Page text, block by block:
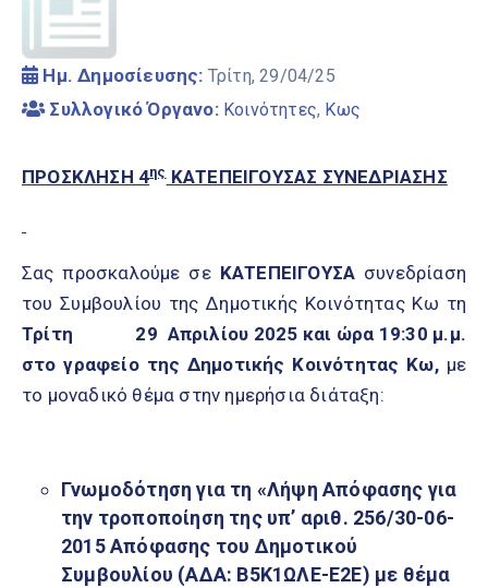
Ημ. Δημοσίευσης: Τρίτη, 29/04/25
Συλλογικό Όργανο: Κοινότητες, Κως
ΠΡΟΣΚΛΗΣΗ 4ηςΚΑΤΕΠΕΙΓΟΥΣΑΣ ΣΥΝΕΔΡΙΑΣΗΣ
Σας προσκαλούμε σε ΚΑΤΕΠΕΙΓΟΥΣΑ συνεδρίαση
του Συμβουλίου της Δημοτικής Κοινότητας Κω τη
Τρίτη 29 Απριλίου 2025 και ώρα 19:30 μ.μ.
στο γραφείο της Δημοτικής Κοινότητας Κω,με
το μοναδικό θέμα στην ημερήσια διάταξη:
Γνωμοδότηση για τη «Λήψη Απόφασης για
την τροποποίηση της υπ’ αριθ. 256/30-06-
2015 Απόφασης του Δημοτικού
Συμβουλίου (ΑΔΑ: Β5Κ1ΩΛΕ-Ε2Ε) με θέμα